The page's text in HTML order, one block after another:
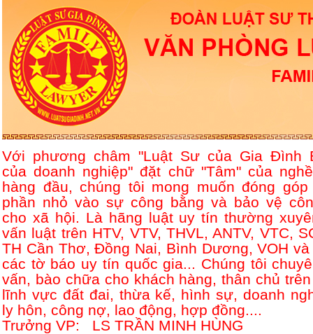
Với phương châm "Luật Sư của Gia Đình
của doanh nghiệp" đặt chữ "Tâm" của
hàng đầu, chúng tôi mong muốn đóng góp
phần nhỏ vào sự công bằng và bảo vệ
cho xã hội. Là hãng luật uy tín thường
vấn luật trên HTV, VTV, THVL, ANTV, VTC,
TH Cần Thơ, Đồng Nai, Bình Dương, VOH và
các tờ báo uy tín quốc gia... Chúng tôi
vấn, bào chữa cho khách hàng, thân chủ
lĩnh vực đất đai, thừa kế, hình sự, doanh
ly hôn, công nợ, lao động, hợp đồng....
Trưởng VP: LS TRẦN MINH HÙNG